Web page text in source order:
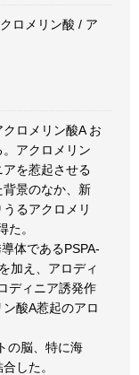
ロメリン酸 / ア
ロメリン酸A お
アクロメリン
を惹起させる
景のなか、新
るアクロメリ
た。
体であるPSPA-
加え、アロディ
ディニア誘発作
酸A惹起のアロ
の脳、特に海
した。